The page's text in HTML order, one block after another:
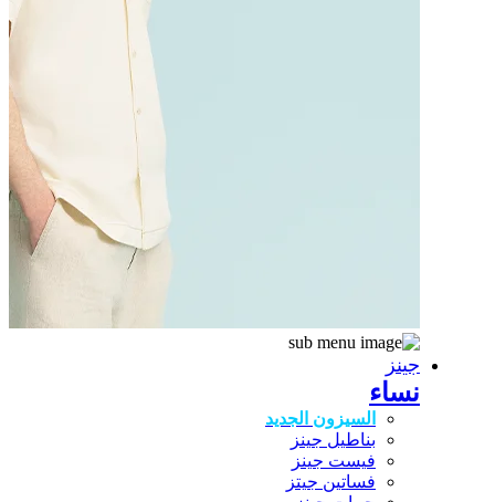
جينز
نساء
السيزون الجديد
بناطيل جينز
فيست جينز
فساتين جيتز